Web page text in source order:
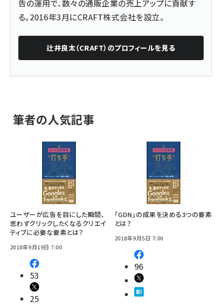
告の運用で、数々の通販企業の売上アップに貢献す
る。2016年3月にCRAFT株式会社を設立。
辻井良太（CRAFT） のプロフィールを見る
筆者の人気記事
ユーザーが広告を目にした瞬間、
思わずクリックしたくなるクリエイ
ティブに必要な要素とは？
2018年9月19日 7:00
53
25
「GDN」の成果を決める3つの要素
とは？
2018年9月5日 7:00
96